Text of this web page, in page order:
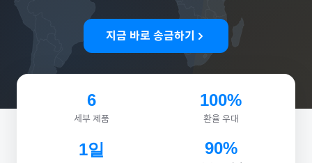
지금 바로 송금하기
6
세부 제품
100%
환율 우대
1일 90%